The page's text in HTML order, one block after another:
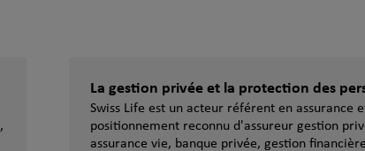
La gestion privée et la protection des
Swiss Life est un acteur référent en assurance
positionnement reconnu d'assureur gestion
assurance vie, banque privée, gestion